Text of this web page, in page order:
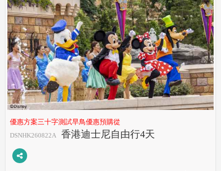
優惠方案三十字測試早鳥優惠預購從
DSNHK260822A
香港迪士尼自由行4天